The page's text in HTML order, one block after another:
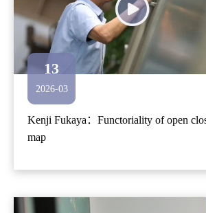
13
2026-03
Kenji Fukaya：Functoriality of open
map